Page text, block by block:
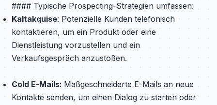
#### Typische Prospecting-Strategien umfassen:
Kaltakquise: Potenzielle Kunden telefonisch
kontaktieren, um ein Produkt oder eine
Dienstleistung vorzustellen und ein
Verkaufsgespräch anzustoßen.
Cold E-Mails: Maßgeschneiderte E-Mails an neue
Kontakte senden, um einen Dialog zu starten oder